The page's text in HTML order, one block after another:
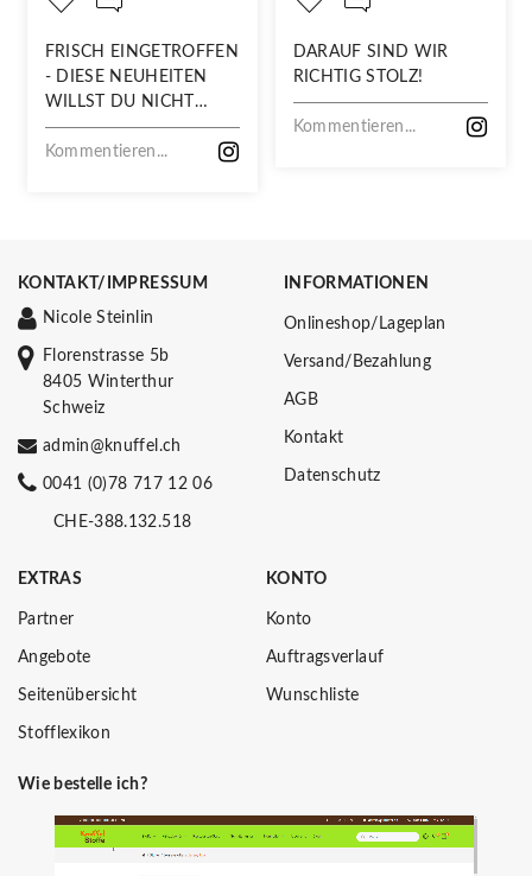
FRISCH EINGETROFFEN
- DIESE NEUHEITEN
WILLST DU NICHT
VERPASSEN!
Kommentieren...
DARAUF SIND WIR
RICHTIG STOLZ!
Kommentieren...
KONTAKT/IMPRESSUM
Nicole Steinlin
Florenstrasse 5b
8405 Winterthur
Schweiz
admin@knuffel.ch
0041 (0)78 717 12 06
CHE-388.132.518
INFORMATIONEN
Onlineshop/Lageplan
Versand/Bezahlung
AGB
Kontakt
Datenschutz
EXTRAS
Partner
Angebote
Seitenübersicht
Stofflexikon
KONTO
Konto
Auftragsverlauf
Wunschliste
Wie bestelle ich?